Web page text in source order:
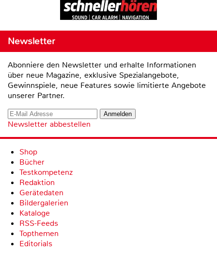
Newsletter
Abonniere den Newsletter und erhalte Informationen
über neue Magazine, exklusive Spezialangebote,
Gewinnspiele, neue Features sowie limitierte Angebote
unserer Partner.
Newsletter abbestellen
Shop
Bücher
Testkompetenz
Redaktion
Gerätedaten
Bildergalerien
Kataloge
RSS-Feeds
Topthemen
Editorials